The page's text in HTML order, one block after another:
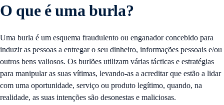
O que é uma burla?
Uma burla é um esquema fraudulento ou enganador concebido para
induzir as pessoas a entregar o seu dinheiro, informações pessoais e/ou
outros bens valiosos. Os burlões utilizam várias tácticas e estratégias
para manipular as suas vítimas, levando-as a acreditar que estão a lidar
com uma oportunidade, serviço ou produto legítimo, quando, na
realidade, as suas intenções são desonestas e maliciosas.